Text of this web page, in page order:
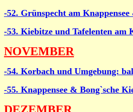
-52. Grünspecht am
-53. Kiebitze und Tafelenten am
NOVEMBER
-54. Korbach und Umgebung:
-55. Knappensee & Bong`sche